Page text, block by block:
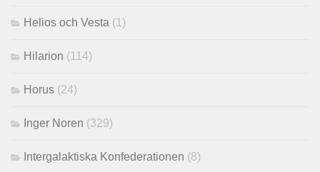
Helios och Vesta (1)
Hilarion (114)
Horus (24)
Inger Noren (329)
Intergalaktiska Konfederationen (8)